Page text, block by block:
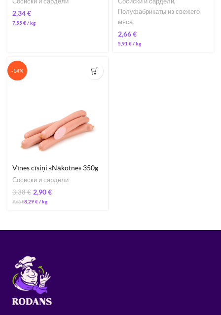
€
7,55€/
Полуфабрикаты из свежего
мяса
€
5,91 €/
-14%
Vīnes cīsiņi «Nākotne» 350g
Сосиски и сардели
3,38€ 2,90€
9,66€8,29€/